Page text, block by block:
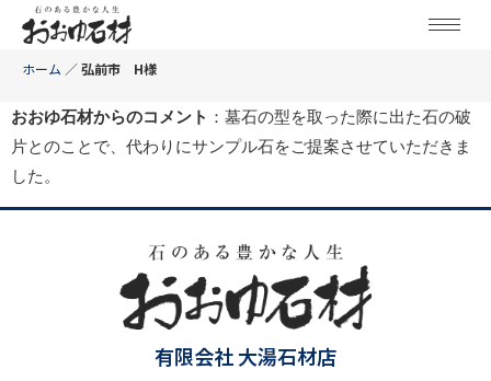
ホーム ／弘前市 H様
おおゆ石材からのコメント ：墓石の型を取った際に出た石の破
片とのことで、代わりにサンプル石をご提案させていただきま
した。
有限会社 大湯石材店